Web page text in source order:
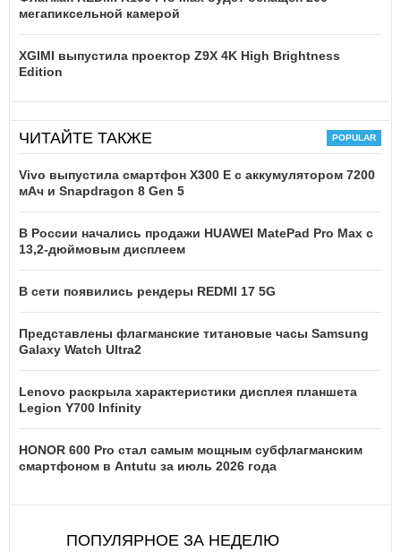
мегапиксельной камерой
XGIMI выпустила проектор Z9X 4K High Brightness
Edition
ЧИТАЙТЕ ТАКЖЕ
Vivo выпустила смартфон X300 E с аккумулятором 7200
мАч и Snapdragon 8 Gen 5
В России начались продажи HUAWEI MatePad Pro Max с
13,2-дюймовым дисплеем
В сети появились рендеры REDMI 17 5G
Представлены флагманские титановые часы Samsung
Galaxy Watch Ultra2
Lenovo раскрыла характеристики дисплея планшета
Legion Y700 Infinity
HONOR 600 Pro стал самым мощным субфлагманским
смартфоном в Antutu за июль 2026 года
ПОПУЛЯРНОЕ ЗА НЕДЕЛЮ